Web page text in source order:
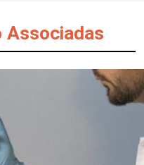
Associadas